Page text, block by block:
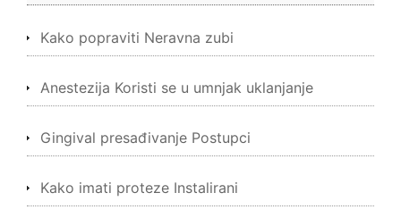
Kako popraviti Neravna zubi
Anestezija Koristi se u umnjak uklanjanje
Gingival presađivanje Postupci
Kako imati proteze Instalirani